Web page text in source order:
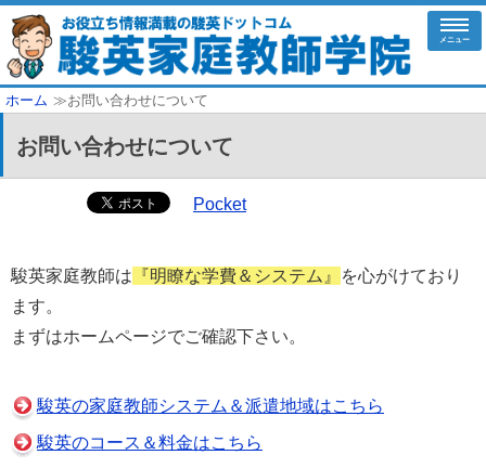
メニュー
ホーム ≫お問い合わせについて
お問い合わせについて
Pocket
駿英家庭教師は 『明瞭な学費＆システム』
を心がけており
ます。
まずはホームページでご確認下さい。
駿英の家庭教師システム＆派遣地域はこちら
駿英のコース＆料金はこちら